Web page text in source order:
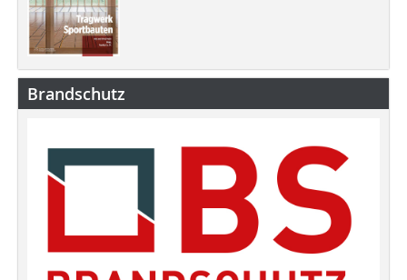
Brandschutz